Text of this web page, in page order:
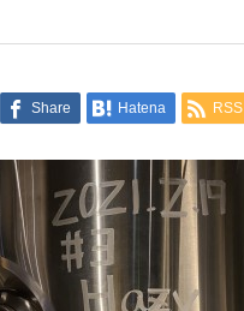
Share Hatena RSS